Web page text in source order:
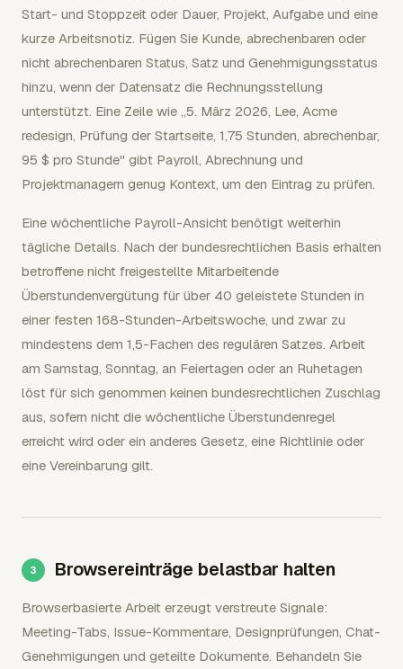
Start- und Stoppzeit oder Dauer, Projekt, Aufgabe und eine
kurze Arbeitsnotiz. Fügen Sie Kunde, abrechenbaren oder
nicht abrechenbaren Status, Satz und Genehmigungsstatus
hinzu, wenn der Datensatz die Rechnungsstellung
unterstützt. Eine Zeile wie „5. März 2026, Lee, Acme
redesign, Prüfung der Startseite, 1,75 Stunden, abrechenbar,
95 $ pro Stunde" gibt Payroll, Abrechnung und
Projektmanagern genug Kontext, um den Eintrag zu prüfen.
Eine wöchentliche Payroll-Ansicht benötigt weiterhin
tägliche Details. Nach der bundesrechtlichen Basis erhalten
betroffene nicht freigestellte Mitarbeitende
Überstundenvergütung für über 40 geleistete Stunden in
einer festen 168-Stunden-Arbeitswoche, und zwar zu
mindestens dem 1,5-Fachen des regulären Satzes. Arbeit
am Samstag, Sonntag, an Feiertagen oder an Ruhetagen
löst für sich genommen keinen bundesrechtlichen Zuschlag
aus, sofern nicht die wöchentliche Überstundenregel
erreicht wird oder ein anderes Gesetz, eine Richtlinie oder
eine Vereinbarung gilt.
Browsereinträge belastbar halten
Browserbasierte Arbeit erzeugt verstreute Signale:
Meeting-Tabs, Issue-Kommentare, Designprüfungen, Chat-
Genehmigungen und geteilte Dokumente. Behandeln Sie